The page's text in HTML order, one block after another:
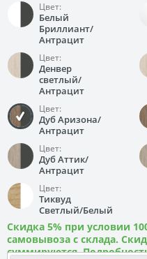
Цвет:
Белый
Бриллиант/
Антрацит
Цвет:
Денвер
светлый/
Антрацит
Цвет:
Дуб Аризона/
Антрацит
Цвет:
Дуб Аттик/
Антрацит
Цвет:
Тиквуд
Светлый/Белый
Скидка 5% при условии
самовывоза с склада.
суммируются.